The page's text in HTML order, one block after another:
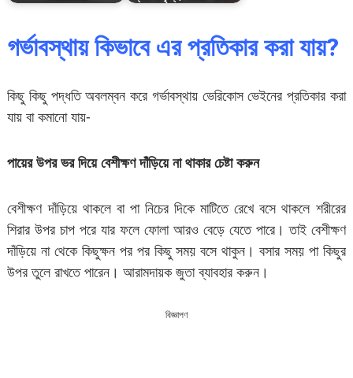
গর্ভাবস্থায় কিভাবে এর প্রতিকার করা যায়?
কিছু কিছু পদ্ধতি অবলম্বন করে গর্ভাবস্থায় ভেরিকোস ভেইনের প্রতিকার করা
যায় বা কমানো যায়-
পায়ের উপর ভর দিয়ে বেশীক্ষণ দাঁড়িয়ে না থাকার চেষ্টা করুন
বেশীক্ষণ দাঁড়িয়ে থাকলে বা পা নিচের দিকে মাটিতে রেখে বসে থাকলে শরীরের
শিরার উপর চাপ পরে যার ফলে ফোলা আরও বেড়ে যেতে পারে। তাই বেশীক্ষণ
দাঁড়িয়ে না থেকে কিছুক্ষন পর পর কিছু সময় বসে থাকুন। বসার সময় পা কিছুর
উপর তুলে রাখতে পারেন। আরামদায়ক জুতা ব্যাবহার করুন।
বিজ্ঞাপণ